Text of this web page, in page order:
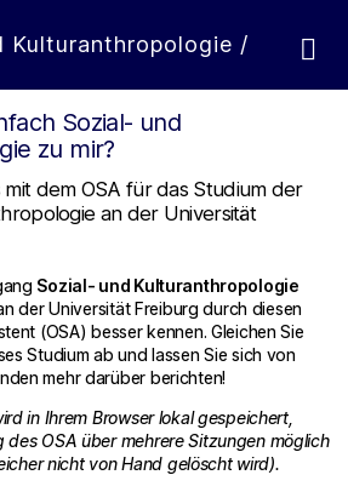
Kulturanthropologie /
Sozial- und
zu mir?
mit dem OSA für das Studium der
an der Universität
Sozial- und Kulturanthropologie
der Universität Freiburg durch diesen
(OSA) besser kennen. Gleichen Sie
Studium ab und lassen Sie sich von
mehr darüber berichten!
in Ihrem Browser lokal gespeichert,
des OSA über mehrere Sitzungen möglich
nicht von Hand gelöscht wird).